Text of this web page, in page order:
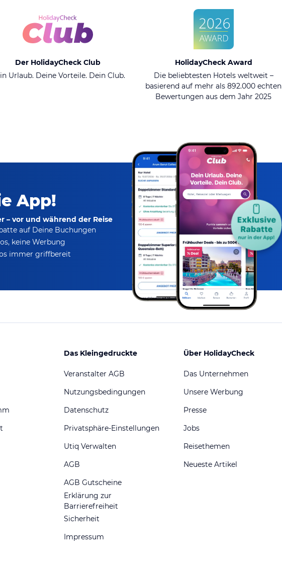
Der HolidayCheck Club
Urlaub. Deine Vorteile. Dein Club.
HolidayCheck Award
Die beliebtesten Hotels weltweit –
basierend auf mehr als 892.000 echten
Bewertungen aus dem Jahr 2025
App!
– vor und während der Reise
auf Deine Buchungen
keine Werbung
immer griffbereit
Das Kleingedruckte
Veranstalter AGB
Nutzungsbedingungen
Datenschutz
Privatsphäre-Einstellungen
Utiq Verwalten
AGB
AGB Gutscheine
Erklärung zur
Barrierefreiheit
Sicherheit
Impressum
Über HolidayCheck
Das Unternehmen
Unsere Werbung
Presse
Jobs
Reisethemen
Neueste Artikel